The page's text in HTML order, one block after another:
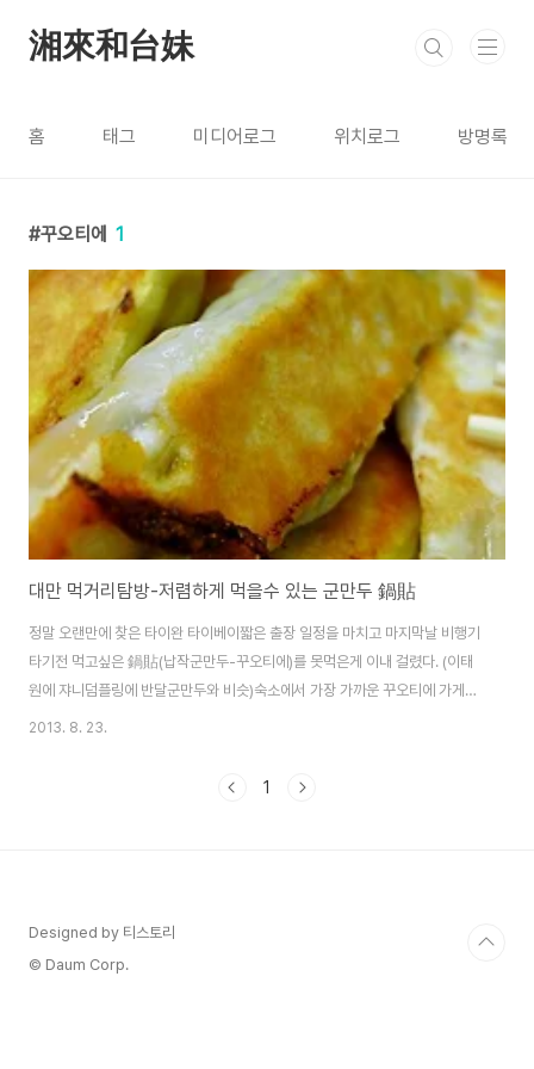
湘來和台妹
홈 태그 미디어로그 위치로그 방명록
꾸오티에 1
대만 먹거리탐방-저렴하게 먹을수 있는 군만두 鍋貼
정말 오랜만에 찾은 타이완 타이베이짧은 출장 일정을 마치고 마지막날 비행기
타기전 먹고싶은 鍋貼(납작군만두-꾸오티에)를 못먹은게 이내 걸렸다. (이태
원에 쟈니덤플링에 반달군만두와 비슷)숙소에서 가장 가까운 꾸오티에 가게를
구글링 하다보니 忠孝復興 지하상가 안에 위치한걸 발견!!대만에서 유명한 꾸
를 꾸오티에를 먹기로 하고 타이메이와 함께 20개 만두를 주문만두 하나에
2013. 8. 23.
1
Designed by 티스토리
© Daum Corp.